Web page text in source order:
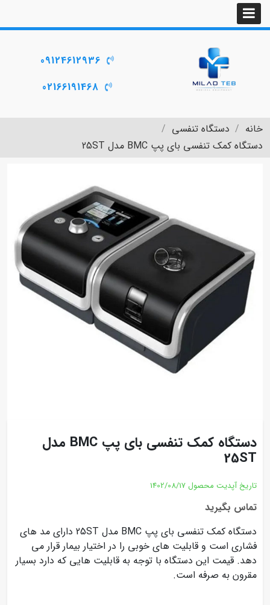
09124612936
02166191468
خانه
دستگاه تنفسی
دستگاه کمک تنفسی بای پپ BMC مدل 25ST
دستگاه کمک تنفسی بای پپ BMC مدل
25ST
تاریخ آپدیت محصول 1402/08/17
تماس بگیرید
دستگاه کمک تنفسی بای پپ BMC مدل 25ST دارای مد های
فشاری است و قابلیت های خوبی را در اختیار بیمار قرار می
دهد. قیمت این دستگاه با توجه به قابلیت هایی که دارد بسیار
مقرون به صرفه است.